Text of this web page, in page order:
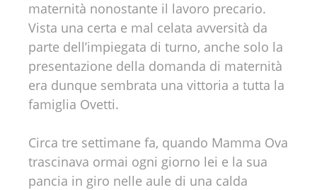
maternità nonostante il lavoro precario.
Vista una certa e mal celata avversità da
parte dell’impiegata di turno, anche solo la
presentazione della domanda di maternità
era dunque sembrata una vittoria a tutta la
famiglia Ovetti.
Circa tre settimane fa, quando Mamma Ova
trascinava ormai ogni giorno lei e la sua
pancia in giro nelle aule di una calda